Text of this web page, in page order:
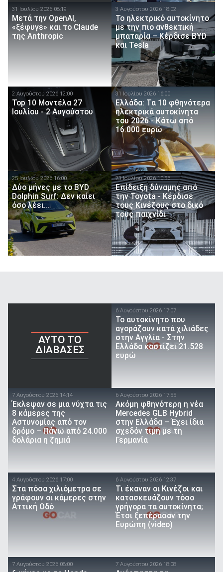
31 Ιουλίου 2026 08:19
Μετά την OpenAI,
«ξέφυγε» και το Claude
της Anthropic
3 Αυγούστου 2026 18:02
Το ηλεκτρικό αυτοκίνητο
με την πιο ανθεκτική
μπαταρία – Κέρδισε BYD
και Tesla
2 Αυγούστου 2026 12:00
Top 10 Μοντέλα 27
Ιουλίου - 2 Αυγούστου
31 Ιουλίου 2026 16:00
Ελλάδα: Τα 10 φθηνότερα
ηλεκτρικά αυτοκίνητα
του 2026 - Κάτω από
16.000 ευρώ
25 Ιουλίου 2026 16:00
Δύο μήνες με το BYD
Dolphin Surf: Δεν καίει
όσο λέει…
23 Ιουλίου 2026 10:56
Επίδειξη δύναμης από
την Toyota - Κέρδισε
τους Κινέζους στο δικό
τους παιχνίδι
AYTO TO
ΔΙΑΒΑΣΕΣ
6 Αυγούστου 2026 17:07
To αυτοκίνητο που
αγοράζουν κατά χιλιάδες
στην Αγγλία - Στην
Ελλάδα κοστίζει 21.528
ευρώ
7 Αυγούστου 2026 14:14
Έκλεψαν σε μια νύχτα τις
8 κάμερες της
Αστυνομίας από τον
δρόμο – Πάνω από 24.000
δολάρια η ζημιά
6 Αυγούστου 2026 17:55
Ακόμη φθηνότερη η νέα
Mercedes GLB Hybrid
στην Ελλάδα – Έχει ίδια
σχεδόν τιμή με τη
Γερμανία
4 Αυγούστου 2026 17:00
Στα πόσα χιλιόμετρα σε
γράφουν οι κάμερες στην
Αττική Οδό
6 Αυγούστου 2026 12:37
Τι έκαναν οι Κινέζοι και
κατασκευάζουν τόσο
γρήγορα τα αυτοκίνητα;
Έτσι ξεπέρασαν την
Ευρώπη (video)
7 Αυγούστου 2026 08:00 7 Αυγούστου 2026 18:08